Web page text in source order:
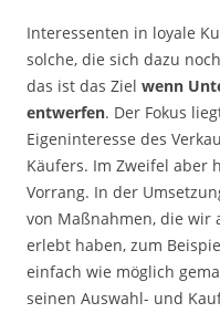
Interessenten in loyale
solche, die sich dazu
das ist das Ziel wenn
entwerfen. Der Fokus
Eigeninteresse des
Käufers. Im Zweifel aber
Vorrang. In der
von Maßnahmen, die wir
erlebt haben, zum
einfach wie möglich
seinen Auswahl- und